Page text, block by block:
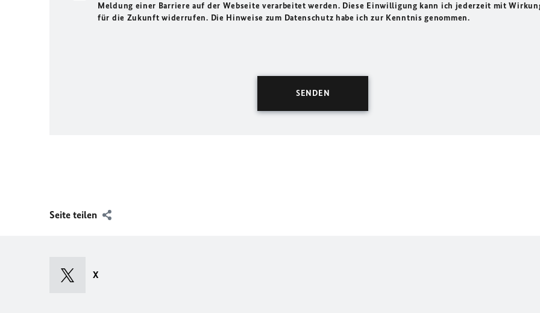
Meldung einer Barriere auf der Webseite verarbeitet werden. Diese Einwilligung kann ich jederzeit mit
für die Zukunft widerrufen. Die Hinweise zum Datenschutz habe ich zur Kenntnis genommen.
Seite teilen
X